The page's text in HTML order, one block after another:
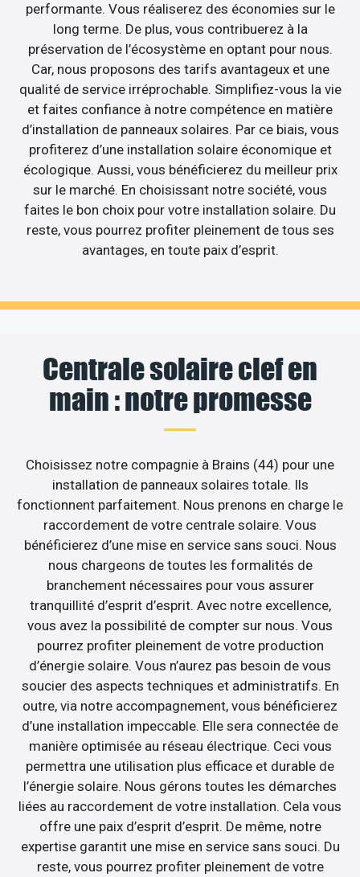
performante. Vous réaliserez des économies sur le
long terme. De plus, vous contribuerez à la
préservation de l’écosystème en optant pour nous.
Car, nous proposons des tarifs avantageux et une
qualité de service irréprochable. Simplifiez-vous la vie
et faites confiance à notre compétence en matière
d’installation de panneaux solaires. Par ce biais, vous
profiterez d’une installation solaire économique et
écologique. Aussi, vous bénéficierez du meilleur prix
sur le marché. En choisissant notre société, vous
faites le bon choix pour votre installation solaire. Du
reste, vous pourrez profiter pleinement de tous ses
avantages, en toute paix d’esprit.
Centrale solaire clef en
main : notre promesse
Choisissez notre compagnie à Brains (44) pour une
installation de panneaux solaires totale. Ils
fonctionnent parfaitement. Nous prenons en charge le
raccordement de votre centrale solaire. Vous
bénéficierez d’une mise en service sans souci. Nous
nous chargeons de toutes les formalités de
branchement nécessaires pour vous assurer
tranquillité d’esprit d’esprit. Avec notre excellence,
vous avez la possibilité de compter sur nous. Vous
pourrez profiter pleinement de votre production
d’énergie solaire. Vous n’aurez pas besoin de vous
soucier des aspects techniques et administratifs. En
outre, via notre accompagnement, vous bénéficierez
d’une installation impeccable. Elle sera connectée de
manière optimisée au réseau électrique. Ceci vous
permettra une utilisation plus efficace et durable de
l’énergie solaire. Nous gérons toutes les démarches
liées au raccordement de votre installation. Cela vous
offre une paix d’esprit d’esprit. De même, notre
expertise garantit une mise en service sans souci. Du
reste, vous pourrez profiter pleinement de votre